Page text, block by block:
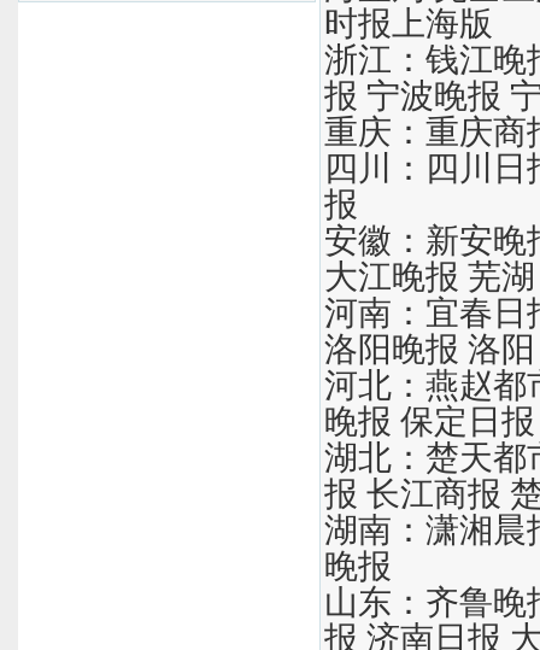
时报上海版
浙江：钱江晚
报 宁波晚报
重庆：重庆商
四川：四川
报
安徽：新安晚
大江晚报 芜
河南：宜春日
洛阳晚报 洛
河北：燕赵都
晚报 保定日报
湖北：楚天都
报 长江商报
湖南：潇湘晨
晚报
山东：齐鲁晚
报 济南日报